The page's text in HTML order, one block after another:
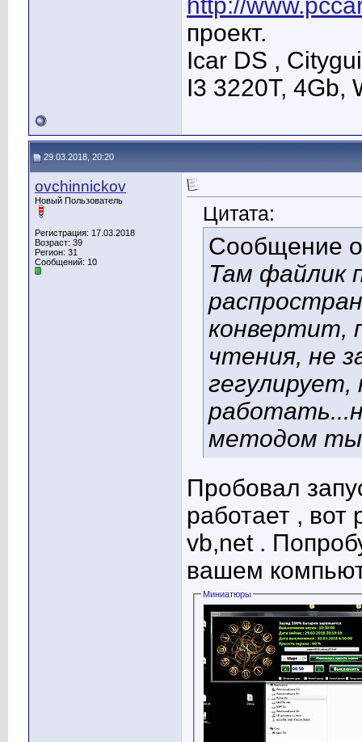
http://
проект.
Icar DS ,
I3 3220T, 4Gb,
29.03.2018, 20:20
ovchinnickov
Новый Пользователь
Регистрация: 17.03.2018
Возраст: 39
Регион: 31
Сообщений: 10
Цитата:
Сообщение
Там файлик
конвертит,
чтения, не
методом
Пробовал
работает , вот
vb,net .
вашем
Миниатюры